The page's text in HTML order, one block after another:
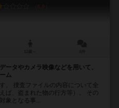
6.0
ータやカメラ映像などを用いて、
ム
。 捜査ファイルの内容について全
ば、盗まれた物の行方等）。 その
象となる事...